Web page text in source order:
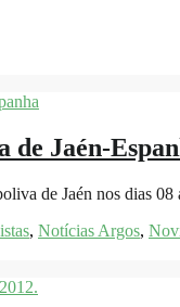
de Jaén-
de Jaén nos dias
, Notícias Argos,